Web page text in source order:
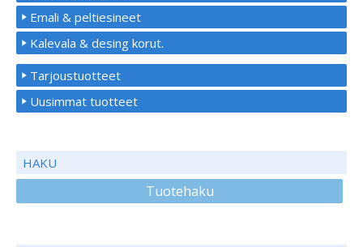
Emali & peltiesineet
Kalevala & desing korut.
Tarjoustuotteet
Uusimmat tuotteet
HAKU
Tuotehaku